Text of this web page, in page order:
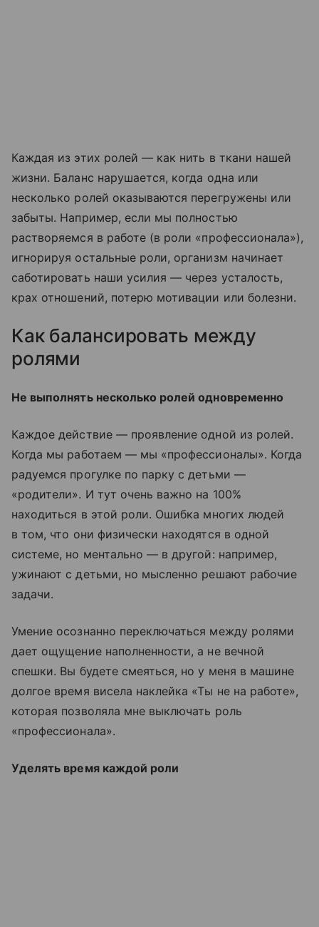
Каждая из этих ролей — как нить в ткани нашей
жизни. Баланс нарушается, когда одна или
несколько ролей оказываются перегружены или
забыты. Например, если мы полностью
растворяемся в работе (в роли «профессионала»),
игнорируя остальные роли, организм начинает
саботировать наши усилия — через усталость,
крах отношений, потерю мотивации или болезни.
Как балансировать между
ролями
Не выполнять несколько ролей одновременно
Каждое действие — проявление одной из ролей.
Когда мы работаем — мы «профессионалы». Когда
радуемся прогулке по парку с детьми —
«родители». И тут очень важно на 100%
находиться в этой роли. Ошибка многих людей
в том, что они физически находятся в одной
системе, но ментально — в другой: например,
ужинают с детьми, но мысленно решают рабочие
задачи.
Умение осознанно переключаться между ролями
дает ощущение наполненности, а не вечной
спешки. Вы будете смеяться, но у меня в машине
долгое время висела наклейка «Ты не на работе»,
которая позволяла мне выключать роль
«профессионала».
Уделять время каждой роли